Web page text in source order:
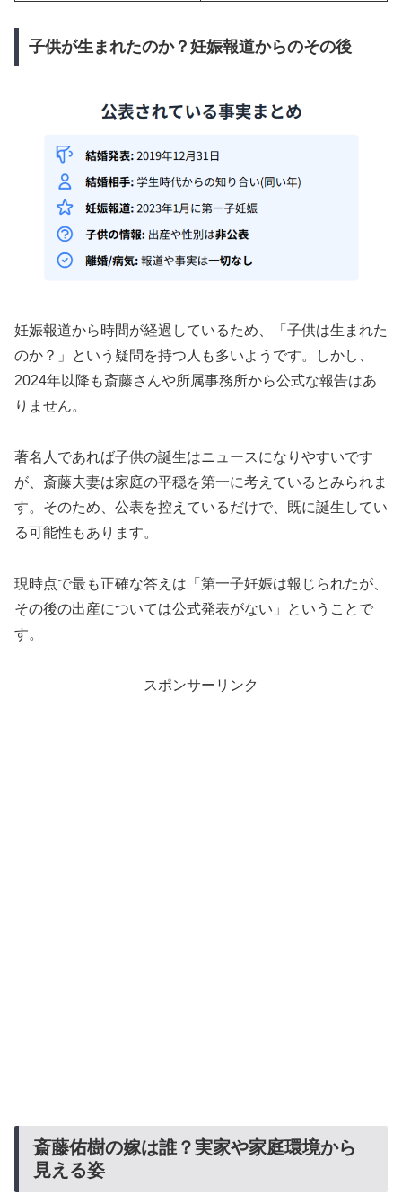
子供が生まれたのか？妊娠報道からのその後
妊娠報道から時間が経過しているため、「子供は生まれた
のか？」という疑問を持つ人も多いようです。しかし、
2024年以降も斎藤さんや所属事務所から公式な報告はあ
りません。
著名人であれば子供の誕生はニュースになりやすいです
が、斎藤夫妻は家庭の平穏を第一に考えているとみられま
す。そのため、公表を控えているだけで、既に誕生してい
る可能性もあります。
現時点で最も正確な答えは「第一子妊娠は報じられたが、
その後の出産については公式発表がない」ということで
す。
スポンサーリンク
斎藤佑樹の嫁は誰？実家や家庭環境から
見える姿